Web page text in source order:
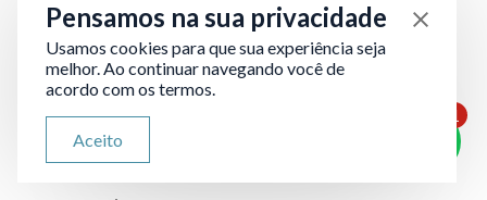
concentrados, maturidade de negociação e
menos risco de medidas agressivas (execuções e
bloqueios imediatos).
Já a recuperação judicial simplificada tende a ser
melhor quando:
1
Pensamos na sua privacidade
Usamos cookies para que sua experiência seja
melhor. Ao continuar navegando você de
acordo com os termos.
Aceito